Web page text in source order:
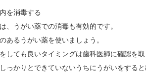
を消毒する
、うがい薬での消毒も有効的です。
あるうがい薬を使いましょう。
しても良いタイミングは歯科医師に確認を取
っかりとできていないうちにうがいをする